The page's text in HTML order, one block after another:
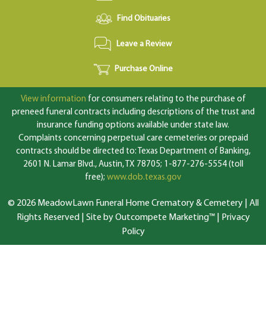
Find Obituaries
Leave a Review
Purchase Online
View information for consumers relating to the purchase of
preneed funeral contracts including descriptions of the trust and
insurance funding options available under state law.
Complaints concerning perpetual care cemeteries or prepaid
contracts should be directed to: Texas Department of Banking,
2601 N. Lamar Blvd., Austin, TX 78705; 1-877-276-5554 (toll
free); www.dob.texas.gov
© 2026 MeadowLawn Funeral Home Crematory & Cemetery | All
Rights Reserved | Site by Outcompete Marketing™|
Privacy
Policy